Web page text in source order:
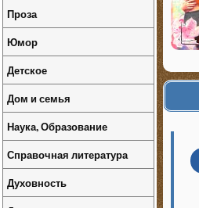
Проза
Юмор
Детское
Дом и семья
Наука, Образование
Справочная литература
Духовность